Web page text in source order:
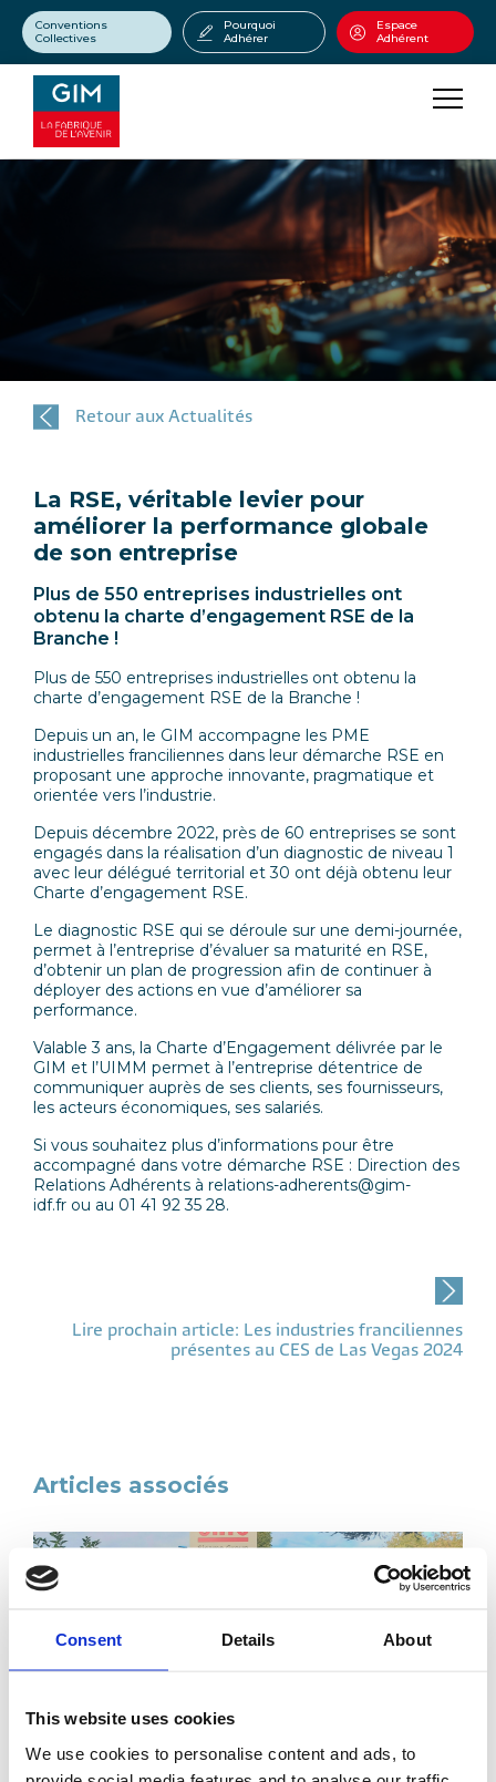
Consent Details About
This website uses cookies
We use cookies to personalise content and ads, to
Conventions
Collectives
Pourquoi
Adhérer
Espace
Adhérent
Retour aux Actualités
La RSE, véritable levier pour
améliorer la performance globale
de son entreprise
Plus de 550 entreprises industrielles ont
obtenu la charte d’engagement RSE de la
Branche !
Plus de 550 entreprises industrielles ont obtenu la
charte d’engagement RSE de la Branche !
Depuis un an, le GIM accompagne les PME
industrielles franciliennes dans leur démarche RSE en
proposant une approche innovante, pragmatique et
orientée vers l’industrie.
Depuis décembre 2022, près de 60 entreprises se sont
engagés dans la réalisation d’un diagnostic de niveau 1
avec leur délégué territorial et 30 ont déjà obtenu leur
Charte d’engagement RSE.
Le diagnostic RSE qui se déroule sur une demi-journée,
permet à l’entreprise d’évaluer sa maturité en RSE,
d’obtenir un plan de progression afin de continuer à
déployer des actions en vue d’améliorer sa
performance.
Valable 3 ans, la Charte d’Engagement délivrée par le
GIM et l’UIMM permet à l’entreprise détentrice de
communiquer auprès de ses clients, ses fournisseurs,
les acteurs économiques, ses salariés.
Si vous souhaitez plus d’informations pour être
accompagné dans votre démarche RSE : Direction des
Relations Adhérents à relations-adherents@gim-
idf.fr ou au 01 41 92 35 28.
Lire prochain article: Les industries franciliennes
présentes au CES de Las Vegas 2024
Articles associés
Adhérents
CATU ouvre ses portes aux experts du GIM